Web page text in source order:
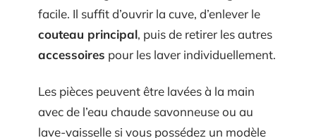
facile. Il suffit d’ouvrir la cuve, d’enlever le
couteau principal, puis de retirer les autres
accessoires pour les laver individuellement.
Les pièces peuvent être lavées à la main
avec de l’eau chaude savonneuse ou au
lave-vaisselle si vous possédez un modèle